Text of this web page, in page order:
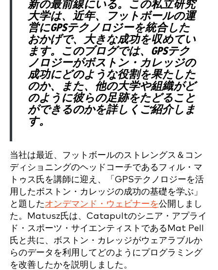
新の最前線にいる。この私立研究
大学は、近年、フットボールの運
営にGPSテクノロジーを統合した
おかげで、大きな成功を収めてい
ます。このブログでは、GPSテク
ノロジーがボストン・カレッジの
成功にどのような役割を果たした
のか、また、他の大学や組織がど
のように彼らの足跡をたどること
ができるのかを詳しくご紹介しま
す。
当社は最近、フットボールのストレングス＆コン
ディショニングのヘッドコーチであるフィル・マ
トゥス氏を講師に迎え、「GPSテクノロジーを活
用したボストン・カレッジの成功の基礎を学ぶ」
と題したオンデマンド・ウェビナーを公開しまし
た。Matusz氏は、Catapultのシニア・アプライ
ド・スポーツ・サイエンティストであるMat Pell
氏と共に、ボストン・カレッジがウェアラブルか
らのデータを利用してどのようにプログラミング
を改善したかを説明しました。